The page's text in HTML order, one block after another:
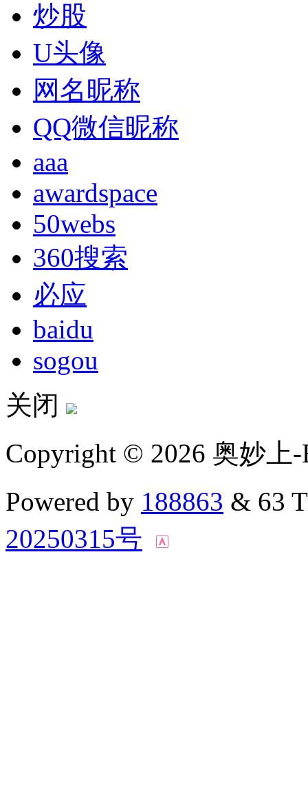
炒股
U头像
网名昵称
QQ微信昵称
aaa
awardspace
50webs
360搜索
必应
baidu
sogou
关闭
Copyright © 2026 奥妙上
Powered by 188863 & 63
20250315号